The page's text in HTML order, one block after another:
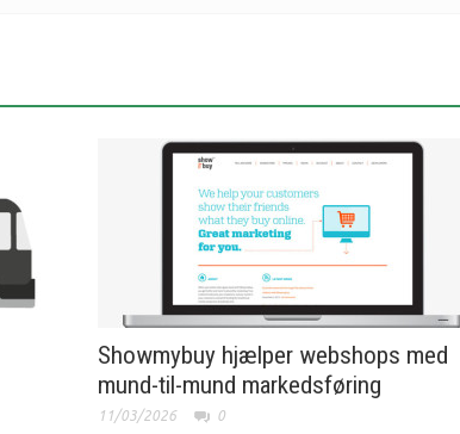
Showmybuy hjælper webshops med
mund-til-mund markedsføring
11/03/2026 0